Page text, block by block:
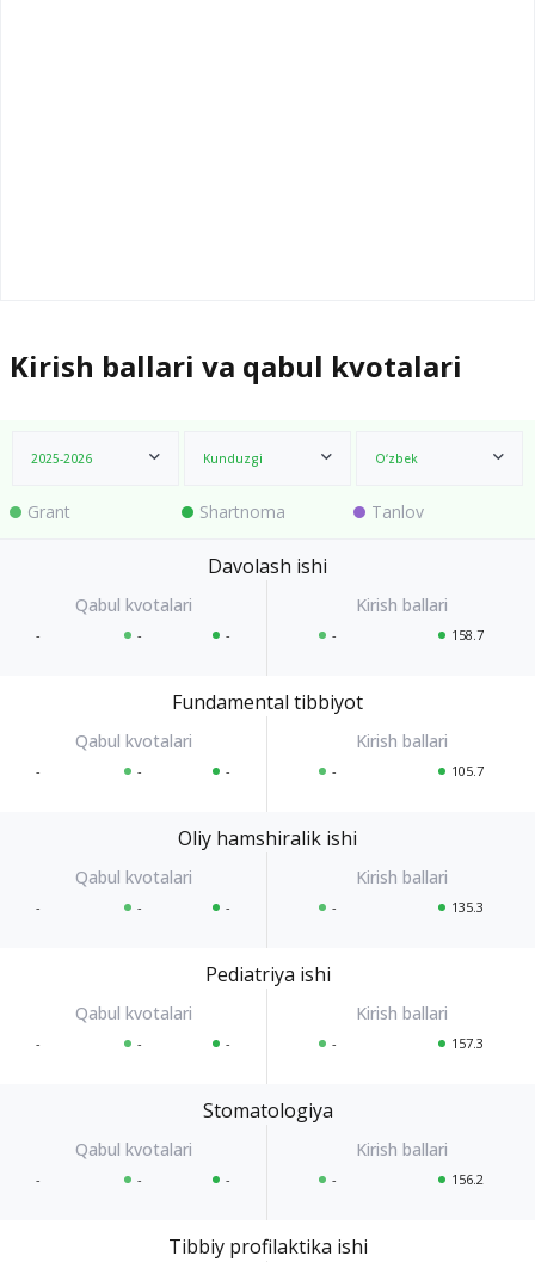
Kirish ballari va qabul kvotalari
2025-2026 Kunduzgi O‘zbek
Grant Shartnoma Tanlov
Davolash ishi
- - - - 158.7
Fundamental tibbiyot
- - - - 105.7
Oliy hamshiralik ishi
- - - - 135.3
Pediatriya ishi
- - - - 157.3
Stomatologiya
- - - - 156.2
Tibbiy profilaktika ishi